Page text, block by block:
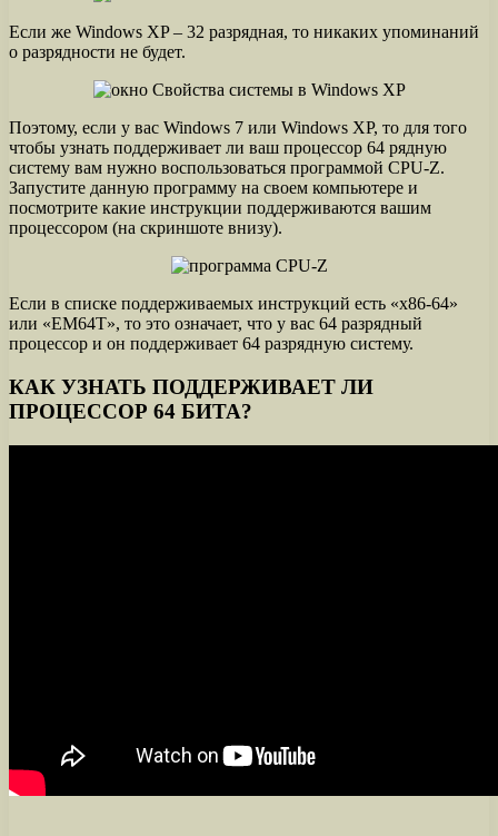
Если же Windows XP – 32 разрядная, то никаких упоминаний
о разрядности не будет.
Поэтому, если у вас Windows 7 или Windows XP, то для того
чтобы узнать поддерживает ли ваш процессор 64 рядную
систему вам нужно воспользоваться программой CPU-Z.
Запустите данную программу на своем компьютере и
посмотрите какие инструкции поддерживаются вашим
процессором (на скриншоте внизу).
Если в списке поддерживаемых инструкций есть «x86-64»
или «EM64T», то это означает, что у вас 64 разрядный
процессор и он поддерживает 64 разрядную систему.
КАК УЗНАТЬ ПОДДЕРЖИВАЕТ ЛИ
ПРОЦЕССОР 64 БИТА?